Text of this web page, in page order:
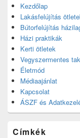
Kezdőlap
Lakásfelújítás
Bútorfelújítás
Házi praktikák
Kerti ötletek
Vegyszermentes
Életmód
Médiaajánlat
Kapcsolat
ÁSZF és
Címkék